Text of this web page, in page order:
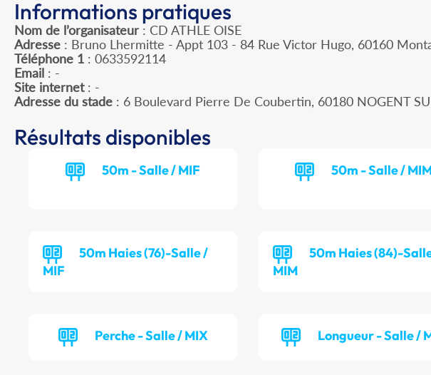
Informations pratiques
Nom de l’organisateur : CD ATHLE OISE
Adresse : Bruno Lhermitte - Appt 103 - 84 Rue Victor Hugo, 60160
Téléphone 1 : 0633592114
Email : -
Site internet: -
Adresse du stade : 6 Boulevard Pierre De Coubertin, 60180 NOGENT
Résultats disponibles
50m - Salle / MIF 50m - Salle /
50m Haies (76)-Salle /
MIF
50m Haies (84)-
MIM
Perche - Salle / MIX Longueur - Salle /